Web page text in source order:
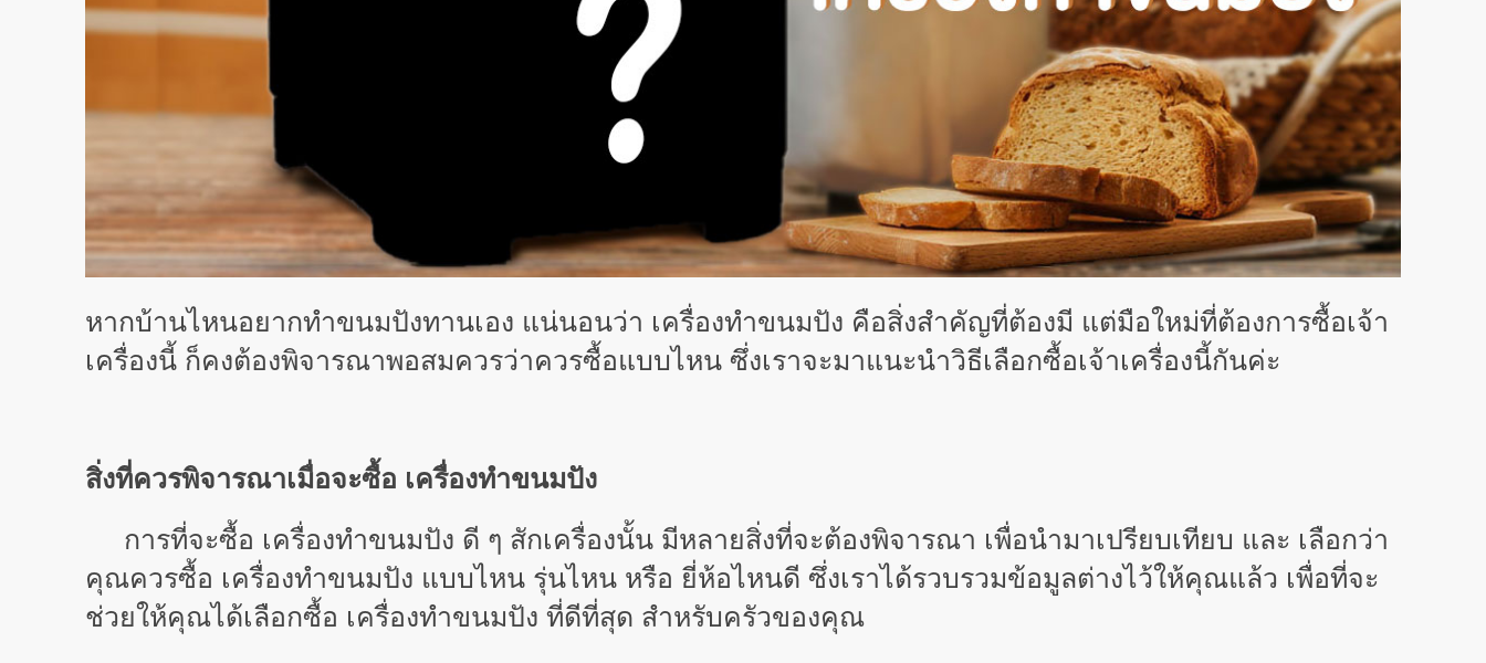
หากบ้านไหนอยากทำขนมปังทานเอง แน่นอนว่า เครื่องทำขนมปัง คือสิ่งสำคัญที่ต้องมี แต่มือใหม่ที่ต้องการซื้อเจ้า
เครื่องนี้ ก็คงต้องพิจารณาพอสมควรว่าควรซื้อแบบไหน ซึ่งเราจะมาแนะนำวิธีเลือกซื้อเจ้าเครื่องนี้กันค่ะ
สิ่งที่ควรพิจารณาเมื่อจะซื้อ เครื่องทำขนมปัง
การที่จะซื้อ เครื่องทำขนมปัง ดี ๆ สักเครื่องนั้น มีหลายสิ่งที่จะต้องพิจารณา เพื่อนำมาเปรียบเทียบ และ เลือกว่า
คุณควรซื้อ เครื่องทำขนมปัง แบบไหน รุ่นไหน หรือ ยี่ห้อไหนดี ซึ่งเราได้รวบรวมข้อมูลต่างไว้ให้คุณแล้ว เพื่อที่จะ
ช่วยให้คุณได้เลือกซื้อ เครื่องทำขนมปัง ที่ดีที่สุด สำหรับครัวของคุณ